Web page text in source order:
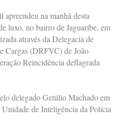
na manhã desta
luxo, no bairro de Jaguaribe, em
através da Delegacia de
Cargas (DRFVC) de João
Reincidência deflagrada
delegado Getúlio Machado em
de Inteligência da Polícia